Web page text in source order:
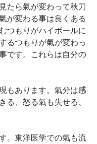
たら氣が変わって秋刀
が変わる事は良くある
つもりがハイボールに
るつもりが氣が変わっ
です。これらは自分の
もあります。氣分は感
る、怒る氣も失せる、
。東洋医学での氣も流